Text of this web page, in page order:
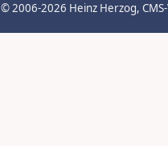
© 2006-2026 Heinz Herzog,